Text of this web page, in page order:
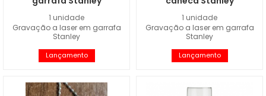
1 unidade
Gravação a laser em garrafa
Stanley
Lançamento
1 unidade
Gravação a laser em garrafa
Stanley
Lançamento